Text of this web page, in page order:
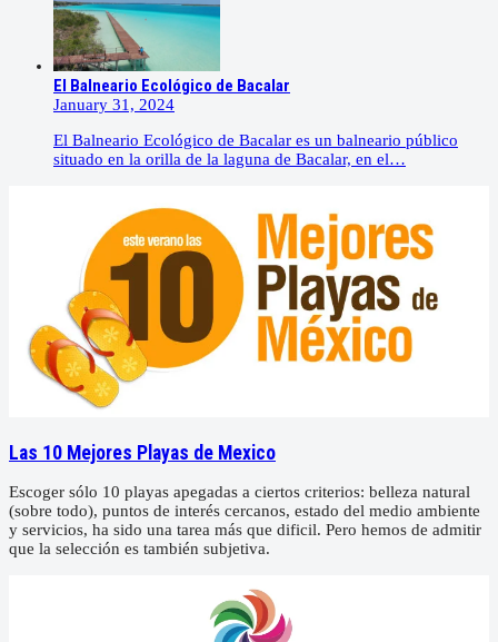
El Balneario Ecológico de Bacalar
January 31, 2024
El Balneario Ecológico de Bacalar es un balneario público
situado en la orilla de la laguna de Bacalar, en el…
Las 10 Mejores Playas de Mexico
Escoger sólo 10 playas apegadas a ciertos criterios: belleza natural
(sobre todo), puntos de interés cercanos, estado del medio ambiente
y servicios, ha sido una tarea más que dificil. Pero hemos de admitir
que la selección es también subjetiva.